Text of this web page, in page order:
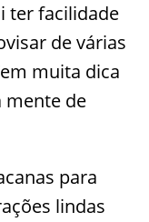
ter facilidade
de várias
muita dica
mente de
para
lindas